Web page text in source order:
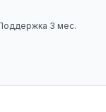
3 мес.